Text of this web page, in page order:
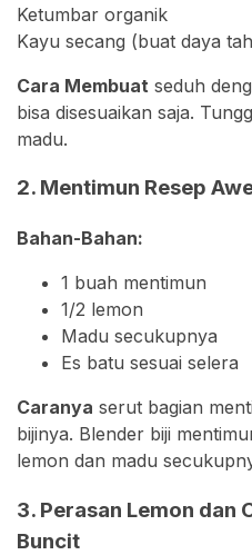
Ketumbar organik
Kayu secang (buat daya
Cara Membuat seduh
bisa disesuaikan saja.
madu.
2. Mentimun Resep
Bahan-Bahan:
1 buah mentimun
1/2 lemon
Madu secukupnya
Es batu sesuai selera
Caranya serut bagian
bijinya. Blender biji
lemon dan madu
3. Perasan Lemon dan
Buncit